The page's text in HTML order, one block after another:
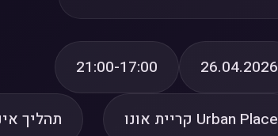
26.04.2026
21:00-17:00
Urban Place קריית אונו תהליך